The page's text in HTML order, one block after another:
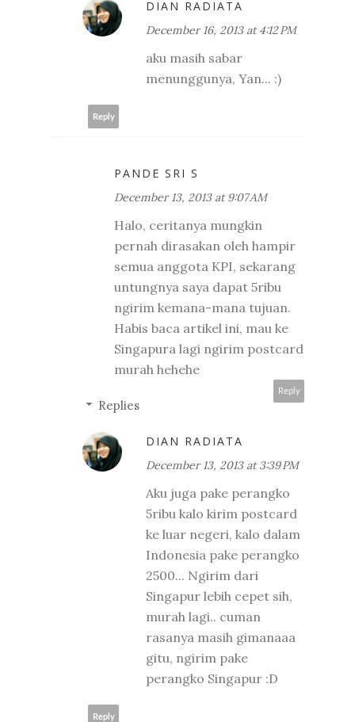
DIAN RADIATA
December 16, 2013 at 4:12 PM
aku masih sabar
menunggunya, Yan... :)
Reply
PANDE SRI S
December 13, 2013 at 9:07 AM
Halo, ceritanya mungkin
pernah dirasakan oleh hampir
semua anggota KPI, sekarang
untungnya saya dapat 5ribu
ngirim kemana-mana tujuan.
Habis baca artikel ini, mau ke
Singapura lagi ngirim postcard
murah hehehe
Reply
Replies
DIAN RADIATA
December 13, 2013 at 3:39 PM
Aku juga pake perangko
5ribu kalo kirim postcard
ke luar negeri, kalo dalam
Indonesia pake perangko
2500... Ngirim dari
Singapur lebih cepet sih,
murah lagi.. cuman
rasanya masih gimanaaa
gitu, ngirim pake
perangko Singapur :D
Reply